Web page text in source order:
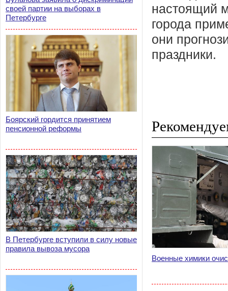
своей партии на выборах в
Петербурге
Боярский гордится принятием
пенсионной реформы
В Петербурге вступили в силу новые
правила вывоза мусора
настоящий
города
они
праздники.
Военные химики